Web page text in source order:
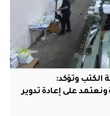
الكتب وتؤكد:
على إعادة تدوير